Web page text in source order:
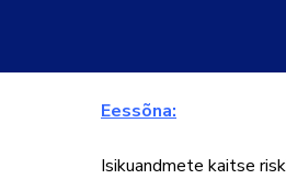
Eessõna:
Isikuandmete kaitse